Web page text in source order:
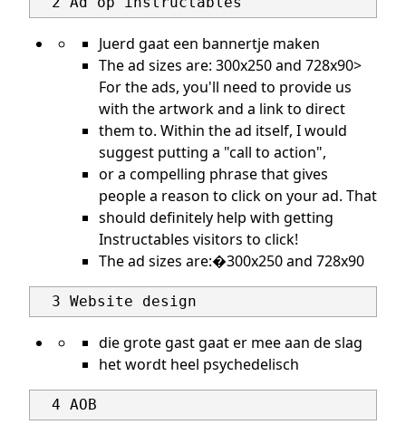
Juerd gaat een bannertje maken
The ad sizes are: 300x250 and 728x90>
For the ads, you'll need to provide us
with the artwork and a link to direct
them to. Within the ad itself, I would
suggest putting a "call to action",
or a compelling phrase that gives
people a reason to click on your ad. That
should definitely help with getting
Instructables visitors to click!
The ad sizes are:�300x250 and 728x90
die grote gast gaat er mee aan de slag
het wordt heel psychedelisch